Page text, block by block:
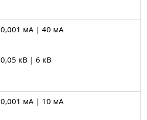
0,001 мА | 40 мА
0,05 кВ | 6 кВ
0,001 мА | 10 мА